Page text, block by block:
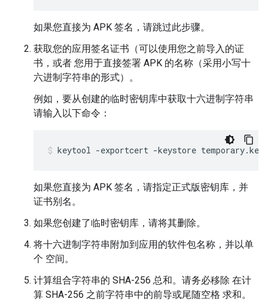
如果您直接为 APK 签名，请跳过此步骤。
获取您的应用签名证书（可以使用您之前导入的证
书，或者 您用于直接签署 APK 的名称（采用小写十
六进制字符串的形式）。
例如，要从创建的临时密钥库中获取十六进制字符串
请输入以下命令：
如果您直接为 APK 签名，请指定正式版密钥库，并
证书别名。
如果您创建了临时密钥库，请将其删除。
将十六进制字符串附加到应用的软件包名称，并以单
个 空间。
计算组合字符串的 SHA-256 总和。请务必移除 在计
算 SHA-256 之前字符串中的前导或尾随空格 求和。